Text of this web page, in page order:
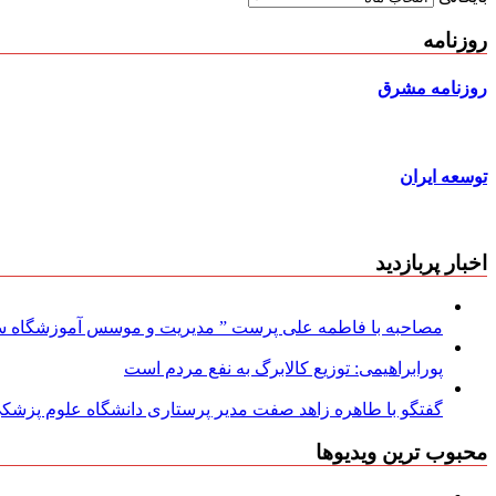
روزنامه
روزنامه مشرق
توسعه ایران
اخبار پربازدید
مصاحبه با فاطمه علی پرست ” مدیریت و موسس آموزشگاه
پورابراهیمی: توزیع کالابرگ به نفع مردم است
گفتگو با طاهره زاهد صفت مدیر پرستاری دانشگاه علوم
محبوب ترین ویدیوها